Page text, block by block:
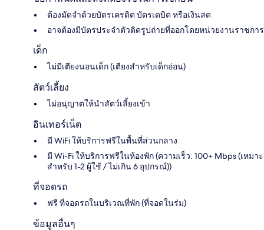
ต้องมัดจำด้วยบัตรเครดิต บัตรเดบิต หรือเงินสด
อาจต้องมีบัตรประจำตัวติดรูปถ่ายที่ออกโดยหน่วยงานราชการ
เด็ก
ไม่มีเตียงนอนเด็ก (เตียงสำหรับเด็กอ่อน)
สัตว์เลี้ยง
ไม่อนุญาตให้นำสัตว์เลี้ยงเข้า
อินเทอร์เน็ต
มี WiFi ให้บริการฟรีในพื้นที่ส่วนกลาง
มี Wi-Fi ให้บริการฟรีในห้องพัก (ความเร็ว: 100+ Mbps (เหมาะ
สำหรับ 1-2 ผู้ใช้ / ไม่เกิน 6 อุปกรณ์))
ที่จอดรถ
ฟรี ที่จอดรถในบริเวณที่พัก (ที่จอดในร่ม)
ข้อมูลอื่นๆ